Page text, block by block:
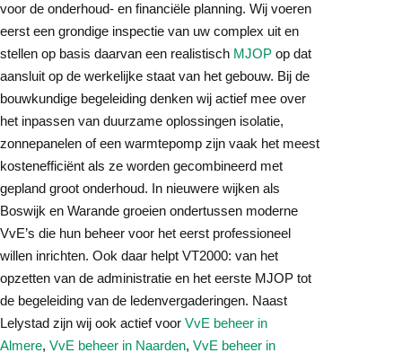
voor de onderhoud- en financiële planning. Wij voeren
eerst een grondige inspectie van uw complex uit en
stellen op basis daarvan een realistisch MJOP op dat
aansluit op de werkelijke staat van het gebouw. Bij de
bouwkundige begeleiding denken wij actief mee over
het inpassen van duurzame oplossingen isolatie,
zonnepanelen of een warmtepomp zijn vaak het meest
kostenefficiënt als ze worden gecombineerd met
gepland groot onderhoud. In nieuwere wijken als
Boswijk en Warande groeien ondertussen moderne
VvE’s die hun beheer voor het eerst professioneel
willen inrichten. Ook daar helpt VT2000: van het
opzetten van de administratie en het eerste MJOP tot
de begeleiding van de ledenvergaderingen. Naast
Lelystad zijn wij ook actief voor VvE beheer in
Almere, VvE beheer in Naarden, VvE beheer in